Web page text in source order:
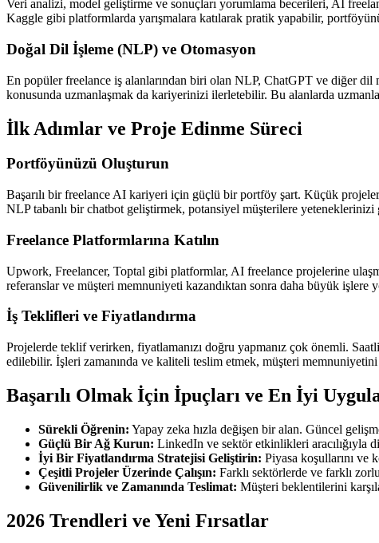
Veri analizi, model geliştirme ve sonuçları yorumlama becerileri, AI
Kaggle gibi platformlarda yarışmalara katılarak pratik yapabilir,
Doğal Dil İşleme (NLP) ve Otomasyon
En popüler freelance iş alanlarından biri olan NLP, ChatGPT ve diğer
konusunda uzmanlaşmak da kariyerinizi ilerletebilir. Bu alanlarda
İlk Adımlar ve Proje Edinme Süreci
Portföyünüzü Oluşturun
Başarılı bir freelance AI kariyeri için güçlü bir portföy şart. Küçük
NLP tabanlı bir chatbot geliştirmek, potansiyel müşterilere yeteneklerinizi
Freelance Platformlarına Katılın
Upwork, Freelancer, Toptal gibi platformlar, AI freelance projelerine
referanslar ve müşteri memnuniyeti kazandıktan sonra daha büyük işlere
İş Teklifleri ve Fiyatlandırma
Projelerde teklif verirken, fiyatlamanızı doğru yapmanız çok önemli.
edilebilir. İşleri zamanında ve kaliteli teslim etmek, müşteri memnuniyetini
Başarılı Olmak İçin İpuçları ve En İyi
Sürekli Öğrenin: Yapay zeka hızla değişen bir alan. Güncel
Güçlü Bir Ağ Kurun: LinkedIn ve sektör etkinlikleri aracılığıyla
İyi Bir Fiyatlandırma Stratejisi Geliştirin: Piyasa koşullarını
Çeşitli Projeler Üzerinde Çalışın: Farklı sektörlerde ve farklı
Güvenilirlik ve Zamanında Teslimat: Müşteri beklentilerini
2026 Trendleri ve Yeni Fırsatlar